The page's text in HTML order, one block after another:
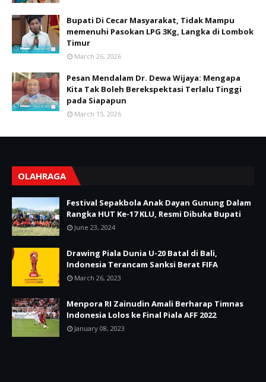
Bupati Di Cecar Masyarakat, Tidak Mampu
memenuhi Pasokan LPG 3Kg, Langka di Lombok
Timur
March 26, 2026
Pesan Mendalam Dr. Dewa Wijaya: Mengapa
Kita Tak Boleh Berekspektasi Terlalu Tinggi
pada Siapapun
March 15, 2026
OLAHRAGA
Festival Sepakbola Anak Dayan Gunung Dalam
Rangka HUT Ke-17 KLU, Resmi Dibuka Bupati
June 23, 2024
Drawing Piala Dunia U-20 Batal di Bali,
Indonesia Terancam Sanksi Berat FIFA
March 26, 2023
Menpora RI Zainudin Amali Berharap Timnas
Indonesia Lolos ke Final Piala AFF 2022
January 08, 2023